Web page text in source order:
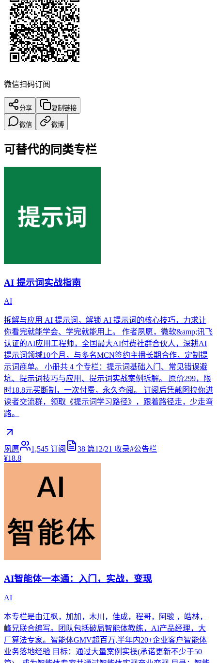
微信扫码订阅
分享 复制链接
微信 微博
可替代的同类专栏
AI 提示词实战指南
AI
拆解与应用 AI 提示词，解锁 AI 提示词的核心技巧，力求让
你看完就能学会、学完就能用上。 作者夙愿，微软&amp;讯飞
认证的AI应用工程师，全国最大AI付费社群合伙人，深耕AI
提示词领域10个月，与多名MCN签约主播长期合作，定制提
示词商单。 小册共 4 个专栏：提示词基础入门、常见错误避
坑、提示词技巧与应用、提示词实战案例拆解。 原价299，限
时18.8元买断制，一次付费，永久查阅。 订阅后凭截图拉你进
读者交流群，领取《提示词学习路径》，跟着路径走，少走弯
路。
夙愿 1,545 订阅 38 篇12/21 收录#公告栏
¥18.8
AI智能体一本通：入门，实战，变现
AI
本专栏是由江枫，加加，木川，佳成，程哥，阿骏 ，皓林，
峰兄联合编写。团队包括破局智能体教练，AI产品经理，大
厂算法专家。智能体GMV超百万,半年内20+企业客户智能体
业务落地经验 目标：通过大量案例实操(承诺更新不少于50